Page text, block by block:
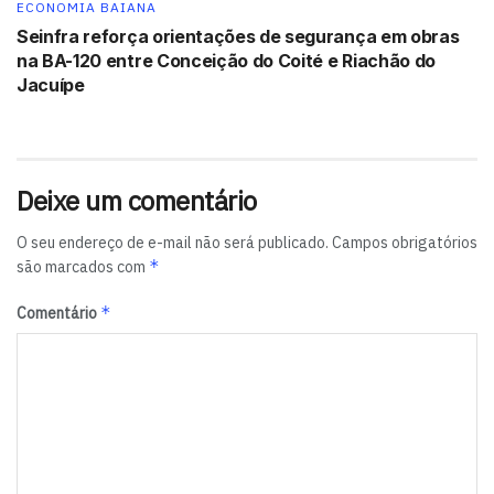
“Mais uma vez, o franchising foi o último a sentir mais
fortemente os impactos da piora do quadro
macroeconômico e será o primeiro a se recuperar”,
franquia
NTW Contabilidade
ECONOMIA BAIANA
Seinfra reforça orientações de segurança em obras
na BA-120 entre Conceição do Coité e Riachão do
Jacuípe
Deixe um comentário
O seu endereço de e-mail não será publicado. Campos obrigatórios
são marcados com *
Comentário *